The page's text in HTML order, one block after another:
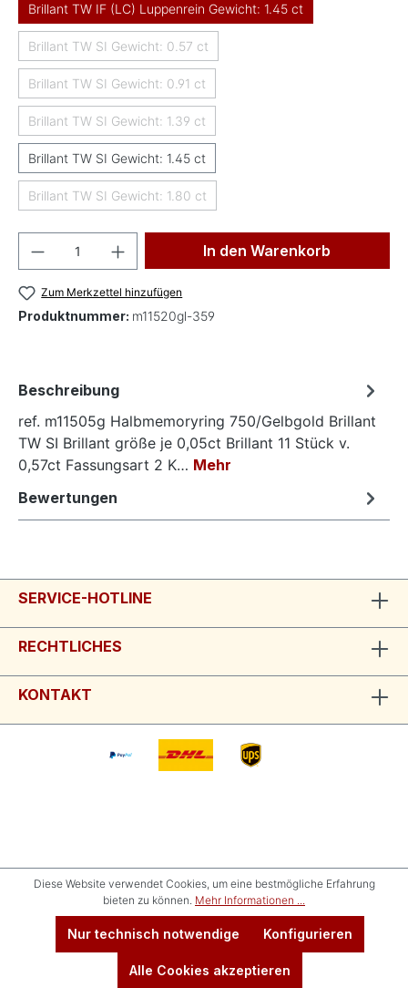
Brillant TW IF (LC) Luppenrein Gewicht: 1.45 ct
Brillant TW SI Gewicht: 0.57 ct(Diese Option ist zurzeit nicht verfügbar.)
Brillant TW SI Gewicht: 0.91 ct(Diese Option ist zurzeit nicht verfügbar.)
Brillant TW SI Gewicht: 1.39 ct(Diese Option ist zurzeit nicht verfügbar.)
Brillant TW SI Gewicht: 1.45 ct
Brillant TW SI Gewicht: 1.80 ct(Diese Option ist zurzeit nicht verfügbar.)
Produkt Anzahl: Gib den gewünschten
In den Warenkorb
Zum Merkzettel hinzufügen
Produktnummer: m11520gl-359
Beschreibung
ref. m11505g Halbmemoryring 750/Gelbgold Brillant
TW SI Brillant größe je 0,05ct Brillant 11 Stück v.
0,57ct Fassungsart 2 K… Mehr
Bewertungen
SERVICE-HOTLINE
RECHTLICHES
KONTAKT
Diese Website verwendet Cookies, um eine bestmögliche Erfahrung
bieten zu können. Mehr Informationen ...
Nur technisch notwendige Konfigurieren
Alle Cookies akzeptieren